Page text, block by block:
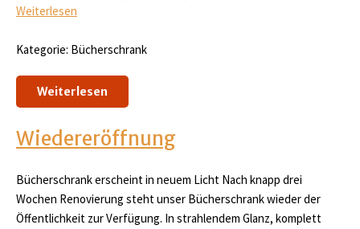
Weiterlesen
Kategorie: Bücherschrank
Weiterlesen
Wiedereröffnung
Bücherschrank erscheint in neuem Licht Nach knapp drei
Wochen Renovierung steht unser Bücherschrank wieder der
Öffentlichkeit zur Verfügung. In strahlendem Glanz, komplett